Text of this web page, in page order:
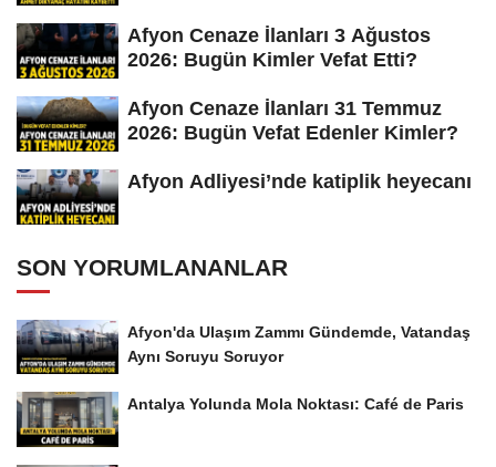
Afyon Cenaze İlanları 3 Ağustos
2026: Bugün Kimler Vefat Etti?
Afyon Cenaze İlanları 31 Temmuz
2026: Bugün Vefat Edenler Kimler?
Afyon Adliyesi’nde katiplik heyecanı
SON YORUMLANANLAR
Afyon'da Ulaşım Zammı Gündemde, Vatandaş
Aynı Soruyu Soruyor
Antalya Yolunda Mola Noktası: Café de Paris